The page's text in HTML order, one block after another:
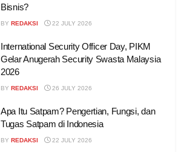
Bisnis?
BY REDAKSI 22 JULY 2026
International Security Officer Day, PIKM
Gelar Anugerah Security Swasta Malaysia
2026
BY REDAKSI 26 JULY 2026
Apa Itu Satpam? Pengertian, Fungsi, dan
Tugas Satpam di Indonesia
BY REDAKSI 22 JULY 2026